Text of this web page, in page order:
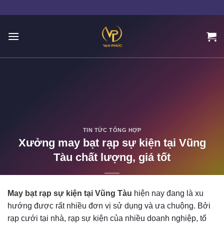
TIN TỨC TỔNG HỢP
Xưởng may bạt rạp sự kiện tại Vũng
Tàu chất lượng, giá tốt
May bạt rạp sự kiện tại Vũng Tàu hiện nay đang là xu
hướng được rất nhiều đơn vị sử dụng và ưa chuộng. Bởi
rạp cưới tại nhà, rạp sự kiện của nhiều doanh nghiệp, tổ